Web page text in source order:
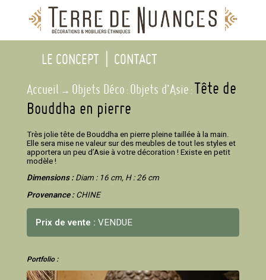
LE CONCEPT CONTACT
Accueil → Objets Déco : Objets d’Asie : Tête de
Bouddha en pierre
Très jolie tête de Bouddha en pierre pleine taillée à la main.
Elle sera mise ne valeur sur des meubles de tout les styles et
apportera un peu d’Asie à votre décoration ! Existe en petit
modèle !
Dimensions :Diam : 16 cm, H : 26 cm
Provenance :CHINE
Prix de vente : VENDUE
Portfolio :